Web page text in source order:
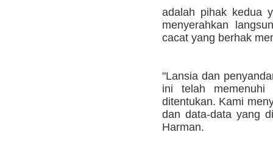
adalah pihak kedua
menyerahkan
cacat yang berhak
"Lansia dan
ini telah
ditentukan. Kami
dan data-data yang
Harman.